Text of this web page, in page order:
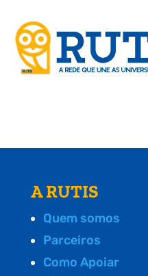
A RUTIS
Quem somos
Parceiros
Como Apoiar